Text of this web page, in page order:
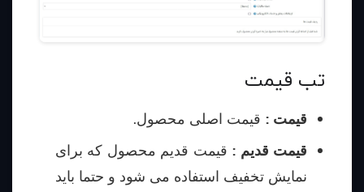
تب قیمت
قیمت : قیمت اصلی محصول.
قیمت قدیم : قیمت قدیم محصول که برای
نمایش تخفیف استفاده می شود و حتما باید